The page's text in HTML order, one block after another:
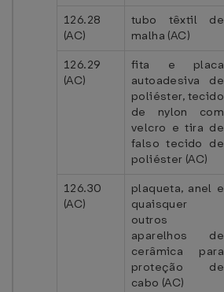
126.28
(AC)
tubo têxtil de
malha (AC)
126.29
(AC)
fita e placa
autoadesiva de
poliéster, tecido
de nylon com
velcro e tira de
falso tecido de
poliéster (AC)
126.30
(AC)
plaqueta, anel e
quaisquer
outros
aparelhos de
cerâmica para
proteção de
cabo (AC)